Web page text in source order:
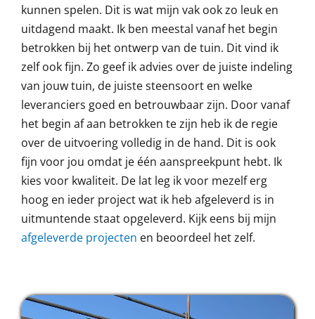
kunnen spelen. Dit is wat mijn vak ook zo leuk en
uitdagend maakt. Ik ben meestal vanaf het begin
betrokken bij het ontwerp van de tuin. Dit vind ik
zelf ook fijn. Zo geef ik advies over de juiste indeling
van jouw tuin, de juiste steensoort en welke
leveranciers goed en betrouwbaar zijn. Door vanaf
het begin af aan betrokken te zijn heb ik de regie
over de uitvoering volledig in de hand. Dit is ook
fijn voor jou omdat je één aanspreekpunt hebt. Ik
kies voor kwaliteit. De lat leg ik voor mezelf erg
hoog en ieder project wat ik heb afgeleverd is in
uitmuntende staat opgeleverd. Kijk eens bij mijn
afgeleverde projecten en beoordeel het zelf.